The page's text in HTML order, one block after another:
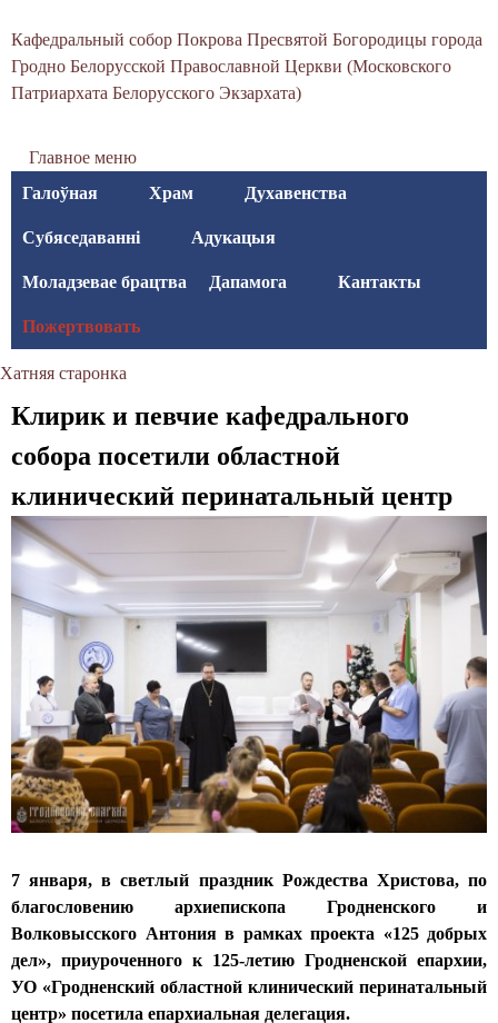
асноўнага
в
я
о
к
р
о
в
с
к
и
й
ф
е
д
а
л
ь
Кафедральный собор Покрова Пресвятой Богородицы города
Гродно Белорусской Православной Церкви (Московского
Патриархата Белорусского Экзархата)
Главное меню
Галоўная
Храм Духавенства
Субяседаванні Адукацыя
Моладзевае брацтва Дапамога Кантакты
Пожертвовать
тут
Хатняя старонка
Клирик и певчие кафедрального
собора посетили областной
клинический перинатальный центр
7 января, в светлый праздник Рождества Христова, по
благословению архиепископа Гродненского и
Волковысского Антония в рамках проекта «125 добрых
дел», приуроченного к 125-летию Гродненской епархии,
УО «Гродненский областной клинический перинатальный
центр» посетила епархиальная делегация.